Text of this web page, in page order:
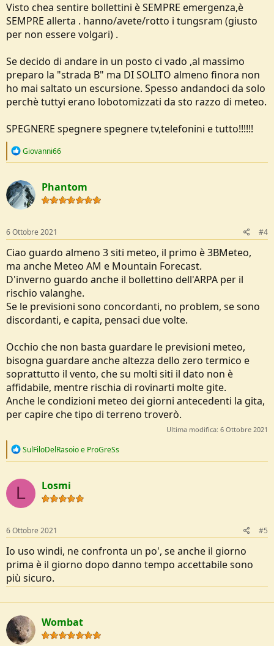
Visto chea sentire bollettini è SEMPRE emergenza,è
SEMPRE allerta . hanno/avete/rotto i tungsram (giusto
per non essere volgari) .
Se decido di andare in un posto ci vado ,al massimo
preparo la "strada B" ma DI SOLITO almeno finora non
ho mai saltato un escursione. Spesso andandoci da solo
perchè tuttyi erano lobotomizzati da sto razzo di meteo.
SPEGNERE spegnere spegnere tv,telefonini e tutto!!!!!!
R
c
t
i
o
s
:
Giovanni66
Phantom
6 Ottobre 2021 #4
Ciao guardo almeno 3 siti meteo, il primo è 3BMeteo,
ma anche Meteo AM e Mountain Forecast.
D'inverno guardo anche il bollettino dell'ARPA per il
rischio valanghe.
Se le previsioni sono concordanti, no problem, se sono
discordanti, e capita, pensaci due volte.
Occhio che non basta guardare le previsioni meteo,
bisogna guardare anche altezza dello zero termico e
soprattutto il vento, che su molti siti il dato non è
affidabile, mentre rischia di rovinarti molte gite.
Anche le condizioni meteo dei giorni antecedenti la gita,
per capire che tipo di terreno troverò.
Ultima modifica: 6 Ottobre 2021
R
c
i
o
s
:
SulFiloDelRasoioe ProGreSs
L Losmi
6 Ottobre 2021 #5
Io uso windi, ne confronta un po', se anche il giorno
prima è il giorno dopo danno tempo accettabile sono
più sicuro.
Wombat